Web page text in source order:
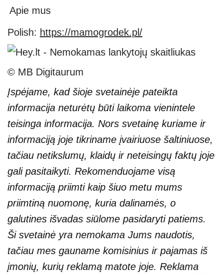
Apie mus
Polish: https://mamogrodek.pl/
© MB Digitaurum
Įspėjame, kad šioje svetainėje pateikta
informacija neturėtų būti laikoma vienintele
teisinga informacija. Nors svetainę kuriame ir
informaciją joje tikriname įvairiuose šaltiniuose,
tačiau netikslumų, klaidų ir neteisingų faktų joje
gali pasitaikyti. Rekomenduojame visą
informaciją priimti kaip šiuo metu mums
priimtiną nuomonę, kuria dalinamės, o
galutines išvadas siūlome pasidaryti patiems.
Ši svetainė yra nemokama Jums naudotis,
tačiau mes gauname komisinius ir pajamas iš
įmonių, kurių reklamą matote joje. Reklama